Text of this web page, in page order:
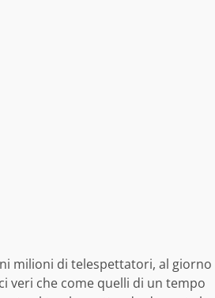
milioni di telespettatori, al giorno
veri che come quelli di un tempo